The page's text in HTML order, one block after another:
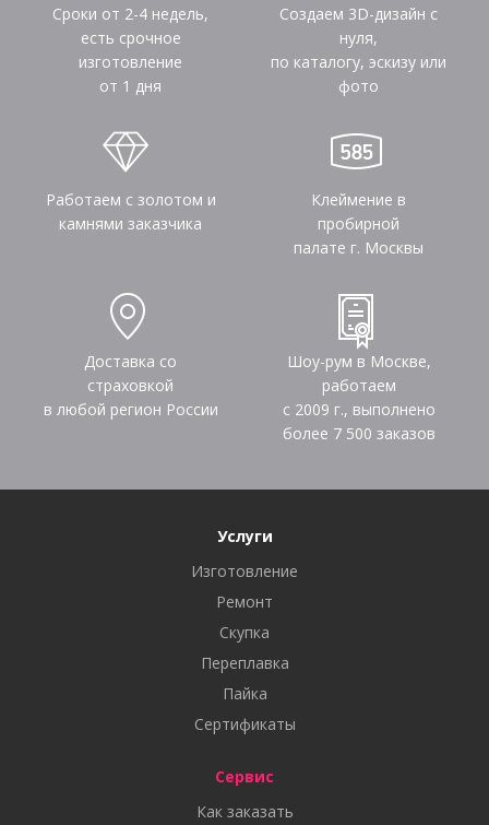
Сроки от 2-4 недель,
есть срочное
изготовление
от 1 дня
Создаем 3D-дизайн с
нуля,
по каталогу, эскизу или
фото
Работаем с золотом и
камнями заказчика
Клеймение в
пробирной
палате г. Москвы
Доставка со
страховкой
в любой регион России
Шоу-рум в Москве,
работаем
с 2009 г., выполнено
более 7 500 заказов
Услуги
Изготовление
Ремонт
Скупка
Переплавка
Пайка
Сертификаты
Сервис
Как заказать